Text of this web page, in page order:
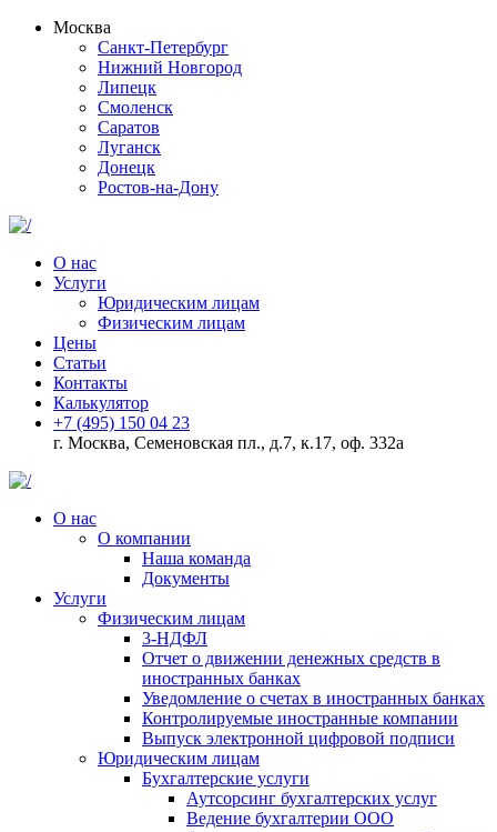
Москва
Санкт-Петербург
Нижний Новгород
Липецк
Смоленск
Саратов
Луганск
Донецк
Ростов-на-Дону
О нас
Услуги
Юридическим лицам
Физическим лицам
Цены
Статьи
Контакты
Калькулятор
+7 (495) 150 04 23
г. Москва, Семеновская пл., д.7, к.17, оф. 332а
О нас
О компании
Наша команда
Документы
Услуги
Физическим лицам
3-НДФЛ
Отчет о движении денежных средств в
иностранных банках
Уведомление о счетах в иностранных банках
Контролируемые иностранные компании
Выпуск электронной цифровой подписи
Юридическим лицам
Бухгалтерские услуги
Аутсорсинг бухгалтерских услуг
Ведение бухгалтерии ООО